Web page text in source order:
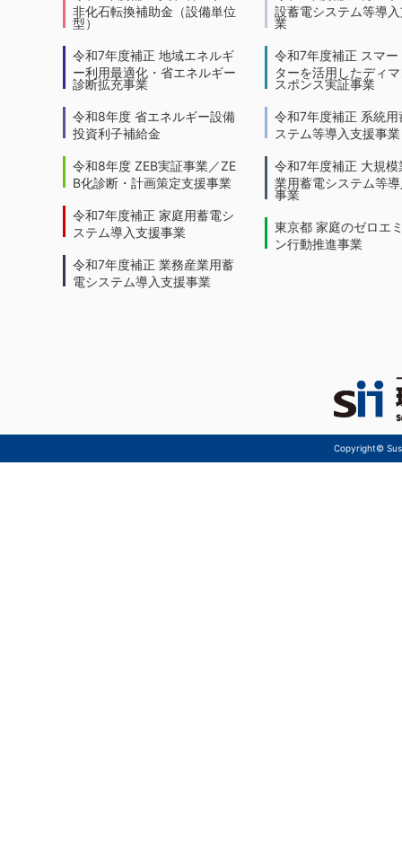
非化石転換補助金（設備単位
型）
令和7年度補正 地域エネルギ
ー利用最適化・省エネルギー
診断拡充事業
令和8年度 省エネルギー設備
投資利子補給金
令和8年度 ZEB実証事業／ZE
B化診断・計画策定支援事業
令和7年度補正 家庭用蓄電シ
ステム導入支援事業
令和7年度補正 業務産業用蓄
電システム導入支援事業
設蓄電システム等導
業
令和7年度補正 スマー
ターを活用したディ
スポンス実証事業
令和7年度補正 系統用
ステム等導入支援事業
令和7年度補正 大規模
業用蓄電システム等
事業
東京都 家庭のゼロエ
ン行動推進事業
Copyright©